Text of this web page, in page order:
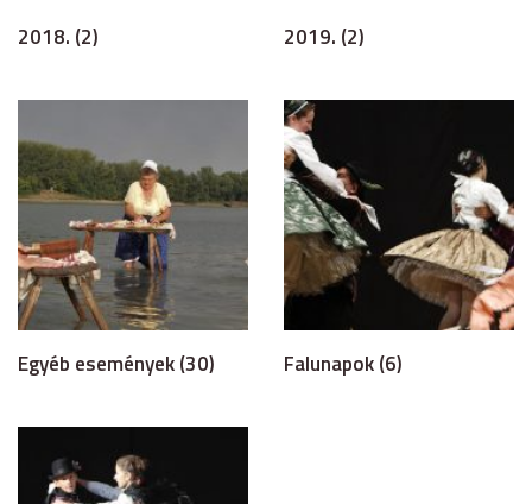
2018. (2) 2019. (2)
Egyéb események (30) Falunapok (6)